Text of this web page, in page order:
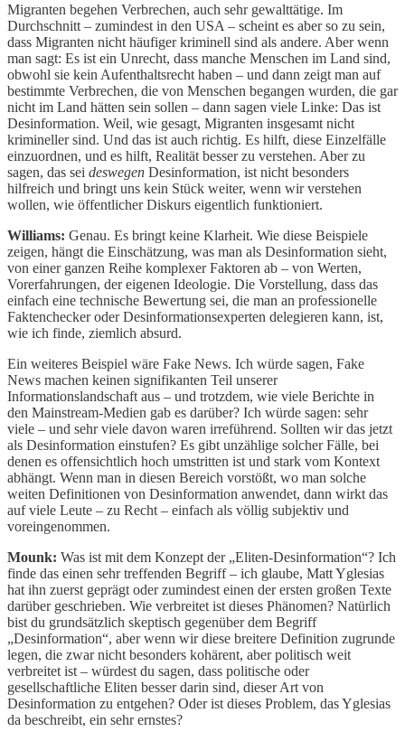
Migranten begehen Verbrechen, auch sehr gewalttätige. Im
Durchschnitt – zumindest in den USA – scheint es aber so zu sein,
dass Migranten nicht häufiger kriminell sind als andere. Aber wenn
man sagt: Es ist ein Unrecht, dass manche Menschen im Land sind,
obwohl sie kein Aufenthaltsrecht haben – und dann zeigt man auf
bestimmte Verbrechen, die von Menschen begangen wurden, die gar
nicht im Land hätten sein sollen – dann sagen viele Linke: Das ist
Desinformation. Weil, wie gesagt, Migranten insgesamt nicht
krimineller sind. Und das ist auch richtig. Es hilft, diese Einzelfälle
einzuordnen, und es hilft, Realität besser zu verstehen. Aber zu
sagen, das sei deswegen Desinformation, ist nicht besonders
hilfreich und bringt uns kein Stück weiter, wenn wir verstehen
wollen, wie öffentlicher Diskurs eigentlich funktioniert.
Williams: Genau. Es bringt keine Klarheit. Wie diese Beispiele
zeigen, hängt die Einschätzung, was man als Desinformation sieht,
von einer ganzen Reihe komplexer Faktoren ab – von Werten,
Vorerfahrungen, der eigenen Ideologie. Die Vorstellung, dass das
einfach eine technische Bewertung sei, die man an professionelle
Faktenchecker oder Desinformationsexperten delegieren kann, ist,
wie ich finde, ziemlich absurd.
Ein weiteres Beispiel wäre Fake News. Ich würde sagen, Fake
News machen keinen signifikanten Teil unserer
Informationslandschaft aus – und trotzdem, wie viele Berichte in
den Mainstream-Medien gab es darüber? Ich würde sagen: sehr
viele – und sehr viele davon waren irreführend. Sollten wir das jetzt
als Desinformation einstufen? Es gibt unzählige solcher Fälle, bei
denen es offensichtlich hoch umstritten ist und stark vom Kontext
abhängt. Wenn man in diesen Bereich vorstößt, wo man solche
weiten Definitionen von Desinformation anwendet, dann wirkt das
auf viele Leute – zu Recht – einfach als völlig subjektiv und
voreingenommen.
Mounk: Was ist mit dem Konzept der „Eliten-Desinformation“? Ich
finde das einen sehr treffenden Begriff – ich glaube, Matt Yglesias
hat ihn zuerst geprägt oder zumindest einen der ersten großen Texte
darüber geschrieben. Wie verbreitet ist dieses Phänomen? Natürlich
bist du grundsätzlich skeptisch gegenüber dem Begriff
„Desinformation“, aber wenn wir diese breitere Definition zugrunde
legen, die zwar nicht besonders kohärent, aber politisch weit
verbreitet ist – würdest du sagen, dass politische oder
gesellschaftliche Eliten besser darin sind, dieser Art von
Desinformation zu entgehen? Oder ist dieses Problem, das Yglesias
da beschreibt, ein sehr ernstes?